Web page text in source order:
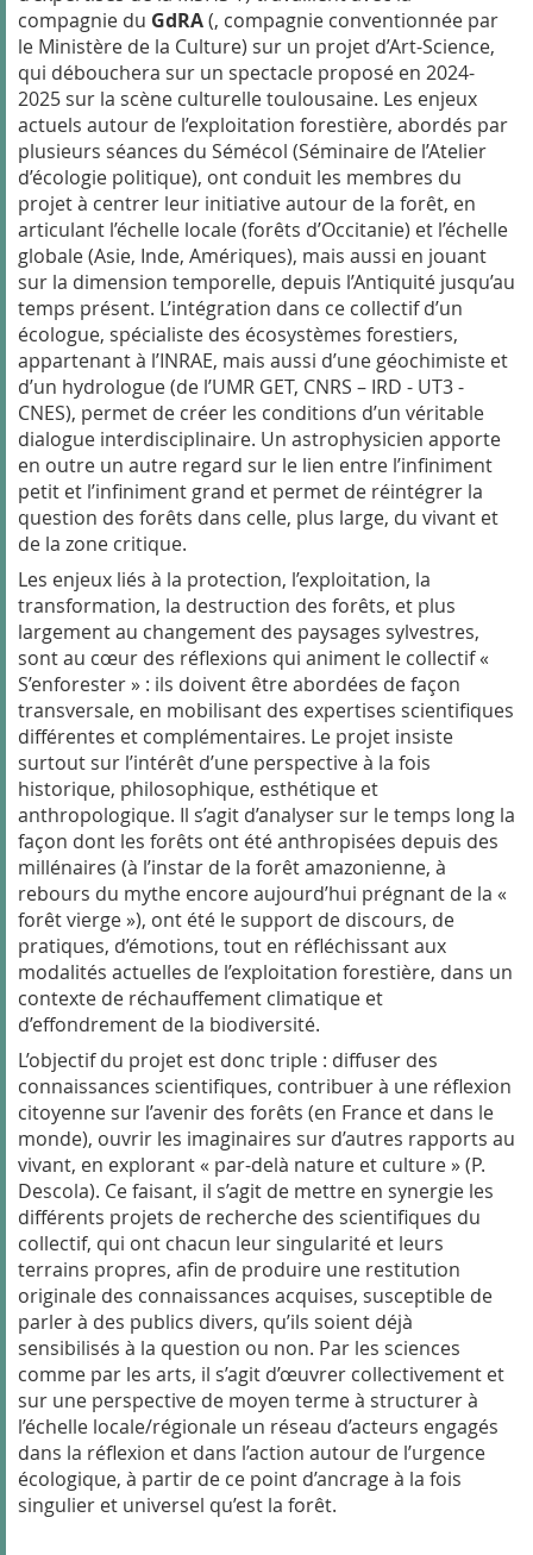
compagnie du GdRA(, compagnie conventionnée par
le Ministère de la Culture) sur un projet d’Art-Science,
qui débouchera sur un spectacle proposé en 2024-
2025 sur la scène culturelle toulousaine. Les enjeux
actuels autour de l’exploitation forestière, abordés par
plusieurs séances du Sémécol (Séminaire de l’Atelier
d’écologie politique), ont conduit les membres du
projet à centrer leur initiative autour de la forêt, en
articulant l’échelle locale (forêts d’Occitanie) et l’échelle
globale (Asie, Inde, Amériques), mais aussi en jouant
sur la dimension temporelle, depuis l’Antiquité jusqu’au
temps présent. L’intégration dans ce collectif d’un
écologue, spécialiste des écosystèmes forestiers,
appartenant à l’INRAE, mais aussi d’une géochimiste et
d’un hydrologue (de l’UMR GET, CNRS – IRD - UT3 -
CNES), permet de créer les conditions d’un véritable
dialogue interdisciplinaire. Un astrophysicien apporte
en outre un autre regard sur le lien entre l’infiniment
petit et l’infiniment grand et permet de réintégrer la
question des forêts dans celle, plus large, du vivant et
de la zone critique.
Les enjeux liés à la protection, l’exploitation, la
transformation, la destruction des forêts, et plus
largement au changement des paysages sylvestres,
sont au cœur des réflexions qui animent le collectif «
S’enforester » : ils doivent être abordées de façon
transversale, en mobilisant des expertises scientifiques
différentes et complémentaires. Le projet insiste
surtout sur l’intérêt d’une perspective à la fois
historique, philosophique, esthétique et
anthropologique. Il s’agit d’analyser sur le temps long la
façon dont les forêts ont été anthropisées depuis des
millénaires (à l’instar de la forêt amazonienne, à
rebours du mythe encore aujourd’hui prégnant de la «
forêt vierge »), ont été le support de discours, de
pratiques, d’émotions, tout en réfléchissant aux
modalités actuelles de l’exploitation forestière, dans un
contexte de réchauffement climatique et
d’effondrement de la biodiversité.
L’objectif du projet est donc triple : diffuser des
connaissances scientifiques, contribuer à une réflexion
citoyenne sur l’avenir des forêts (en France et dans le
monde), ouvrir les imaginaires sur d’autres rapports au
vivant, en explorant « par-delà nature et culture » (P.
Descola). Ce faisant, il s’agit de mettre en synergie les
différents projets de recherche des scientifiques du
collectif, qui ont chacun leur singularité et leurs
terrains propres, afin de produire une restitution
originale des connaissances acquises, susceptible de
parler à des publics divers, qu’ils soient déjà
sensibilisés à la question ou non. Par les sciences
comme par les arts, il s’agit d’œuvrer collectivement et
sur une perspective de moyen terme à structurer à
l’échelle locale/régionale un réseau d’acteurs engagés
dans la réflexion et dans l’action autour de l’urgence
écologique, à partir de ce point d’ancrage à la fois
singulier et universel qu’est la forêt.